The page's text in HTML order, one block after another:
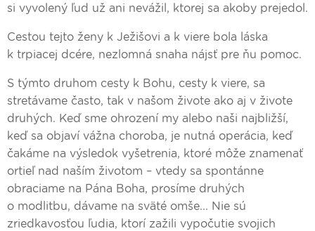
si vyvolený ľud už ani nevážil, ktorej sa akoby prejedol.
Cestou tejto ženy k Ježišovi a k viere bola láska
k trpiacej dcére, nezlomná snaha nájsť pre ňu pomoc.
S týmto druhom cesty k Bohu, cesty k viere, sa
stretávame často, tak v našom živote ako aj v živote
druhých. Keď sme ohrození my alebo naši najbližší,
keď sa objaví vážna choroba, je nutná operácia, keď
čakáme na výsledok vyšetrenia, ktoré môže znamenať
ortieľ nad naším životom – vtedy sa spontánne
obraciame na Pána Boha, prosíme druhých
o modlitbu, dávame na sväté omše... Nie sú
zriedkavosťou ľudia, ktorí zažili vypočutie svojich